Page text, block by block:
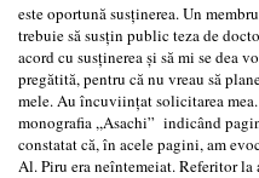
este oportună susţinerea. Un
trebuie să susţin public teza de
acord cu susţinerea şi să mi se dea
pregătită, pentru că nu vreau să
mele. Au încuviinţat solicitarea
monografia ,,Asachi” indicând
constatat că, în acele pagini, am
Al. Piru era neîntemeiat. Referitor la